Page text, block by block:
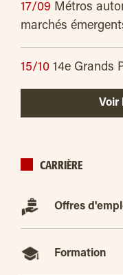
17/09 Métros
marchés
15/10 14e Grands
Voir
CARRIÈRE
Offres
Formation